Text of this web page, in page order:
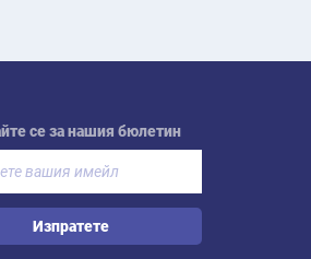
се за нашия бюлетин
Изпратете